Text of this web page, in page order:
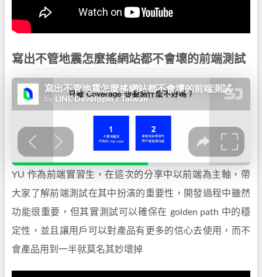
寫出不管地震怎麼搖網站都不會壞的前端測試
YU 作為前端實習生，在這次的分享中以前端為主軸，帶
大家了解前端測試在其中扮演的重要性，開發過程中雖然
功能很重要，但其實測試可以確保在 golden path 中的穩
定性，並且讓用戶可以對產品有更多的信心去使用，而不
會產品用到一半就莫名其妙壞掉